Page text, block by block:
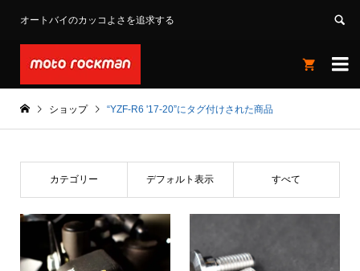
オートバイのカッコよさを追求する


ショップ “YZF-R6 '17-20”にタグ付けされた商品
カテゴリー デフォルト表示 すべて